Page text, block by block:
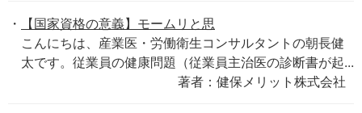
【国家資格の意義】モームリと思
こんにちは、産業医・労働衛生コンサルタントの朝長健
太です。従業員の健康問題（従業員主治医の診断書が起...
著者：健保メリット株式会社